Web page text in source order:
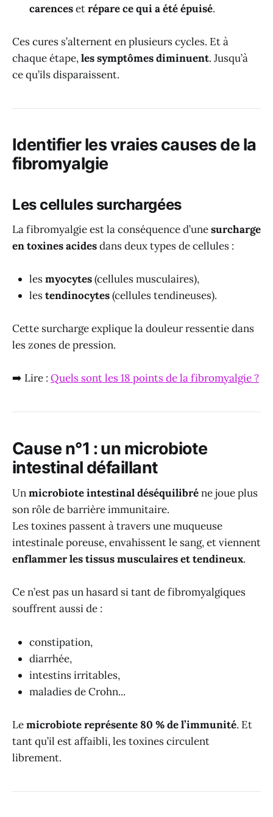
carencesetrépare ce qui a été épuisé.
Ces cures s’alternent en plusieurs cycles. Et à
chaque étape,les symptômes diminuent. Jusqu’à
ce qu’ils disparaissent.
Identifier les vraies causes de la
fibromyalgie
Les cellules surchargées
La fibromyalgie est la conséquence d’unesurcharge
en toxines acidesdans deux types de cellules :
lesmyocytes(cellules musculaires),
lestendinocytes(cellules tendineuses).
Cette surcharge explique la douleur ressentie dans
les zones de pression.
➡️ Lire : Quels sont les 18 points de la fibromyalgie ?
Cause n°1 : un microbiote
intestinal défaillant
Unmicrobiote intestinal déséquilibréne joue plus
son rôle de barrière immunitaire.
Les toxines passent à travers une muqueuse
intestinale poreuse, envahissent le sang, et viennent
enflammer les tissus musculaires et tendineux.
Ce n’est pas un hasard si tant de fibromyalgiques
souffrent aussi de :
constipation,
diarrhée,
intestins irritables,
maladies de Crohn...
Lemicrobiote représente 80 % de l’immunité. Et
tant qu’il est affaibli, les toxines circulent
librement.